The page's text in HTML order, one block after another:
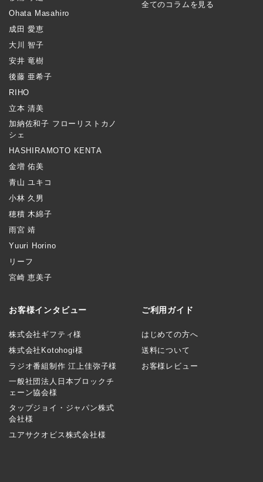
Ohata Masahiro
成田 愛恵
大川 智子
安井 竜樹
後藤 亜希子
RIHO
立本 清美
加納佐和子 フローリストカノ
シェ
HASHIRAMOTO KENTA
金増 佑美
青山 ユキコ
小林 久男
穂積 木綿子
雨宮 靖
Yuuri Horino
リーフ
宮崎 恵美子
全てのコラムを見る
お客様インタビュー
株式会社ギフティ様
株式会社Kotohogi様
ラジオ番組制作 江上佳弥子様
一般社団法人日本ブロックチ
ェーン協会様
タップジョイ・ジャパン株式
会社様
ユアサクオビス株式会社様
ご利用ガイド
はじめての方へ
送料について
お客様レビュー